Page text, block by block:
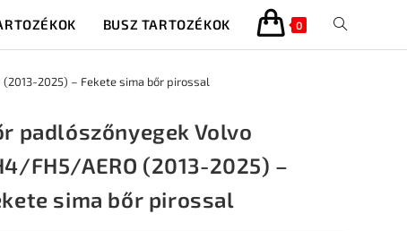
BUSZ TARTOZÉKOK 0
2025) – Fekete sima bőr pirossal
padlószőnyegek Volvo
FH5/AERO (2013-2025) –
sima bőr pirossal